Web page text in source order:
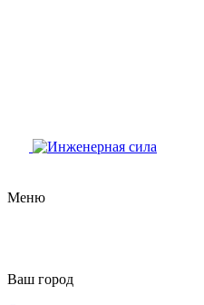
Меню
Ваш город